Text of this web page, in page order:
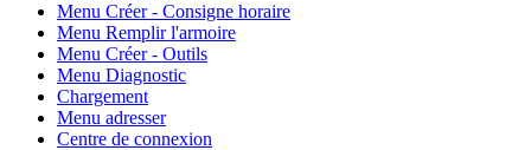
Menu Créer - Consigne horaire
Menu Remplir l'armoire
Menu Créer - Outils
Menu Diagnostic
Chargement
Menu adresser
Centre de connexion